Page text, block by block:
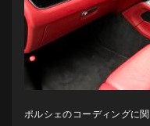
ポルシェのコーディングに